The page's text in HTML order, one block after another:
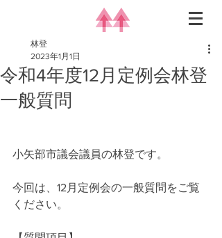
令和4年度12月定例会林登
一般質問
林登
2023年1月1日
小矢部市議会議員の林登です。
今回は、12月定例会の一般質問をご覧
ください。